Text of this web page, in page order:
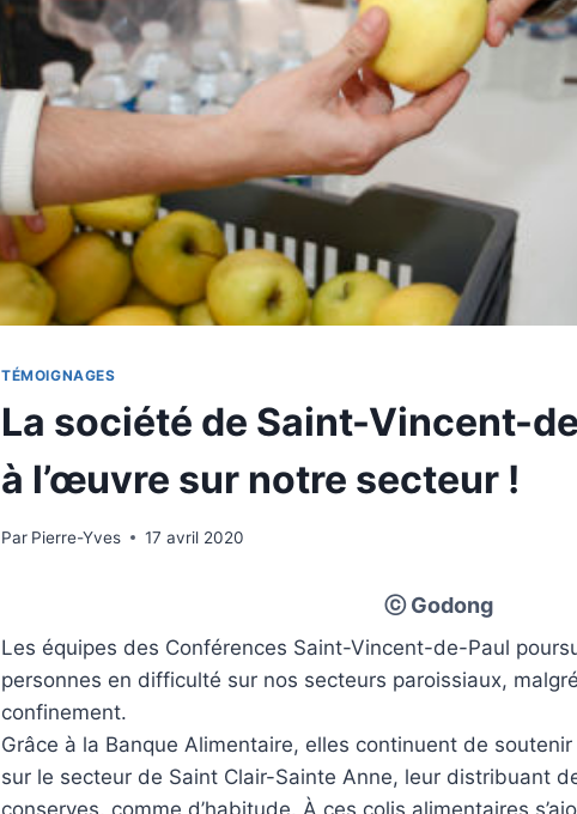
TÉMOIGNAGES
La société de Saint-Vincent-
à l’œuvre sur notre secteur !
Par Pierre-Yves 17 avril 2020
ⓒ Godong
Les équipes des Conférences Saint-Vincent-de-Paul
personnes en difficulté sur nos secteurs paroissiaux,
confinement.
Grâce à la Banque Alimentaire, elles continuent de
sur le secteur de Saint Clair-Sainte Anne, leur distribuant
conserves, comme d’habitude. À ces colis alimentaires